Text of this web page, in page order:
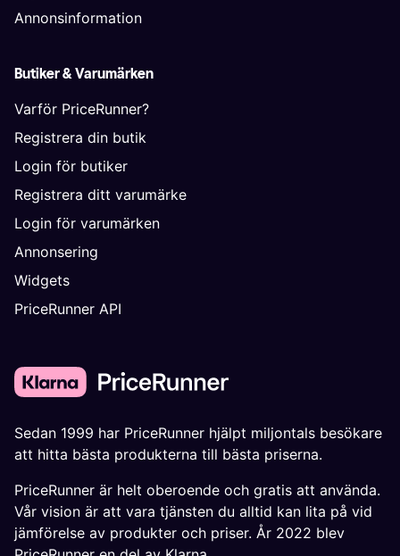
Annonsinformation
Butiker & Varumärken
Varför PriceRunner?
Registrera din butik
Login för butiker
Registrera ditt varumärke
Login för varumärken
Annonsering
Widgets
PriceRunner API
Sedan 1999 har PriceRunner hjälpt miljontals besökare
att hitta bästa produkterna till bästa priserna.
PriceRunner är helt oberoende och gratis att använda.
Vår vision är att vara tjänsten du alltid kan lita på vid
jämförelse av produkter och priser. År 2022 blev